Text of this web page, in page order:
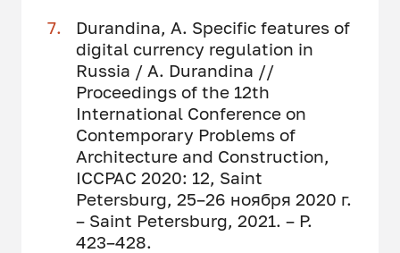
Durandina, A. Specific features of
digital currency regulation in
Russia / A. Durandina //
Proceedings of the 12th
International Conference on
Contemporary Problems of
Architecture and Construction,
ICCPAC 2020: 12, Saint
Petersburg, 25–26 ноября 2020 г.
– Saint Petersburg, 2021. – P.
423–428.